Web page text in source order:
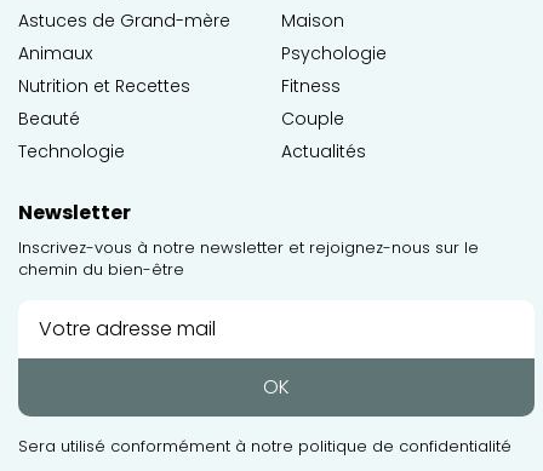
Astuces de Grand-mère
Animaux
Nutrition et Recettes
Beauté
Technologie
Maison
Psychologie
Fitness
Couple
Actualités
Newsletter
Inscrivez-vous à notre newsletter et rejoignez-nous sur le
chemin du bien-être
OK
Sera utilisé conformément à notre politique de confidentialité